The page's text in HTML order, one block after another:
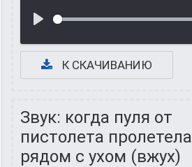
К СКАЧИВАНИЮ
Звук: когда пуля от
пистолета пролетела
рядом с ухом (вжух)